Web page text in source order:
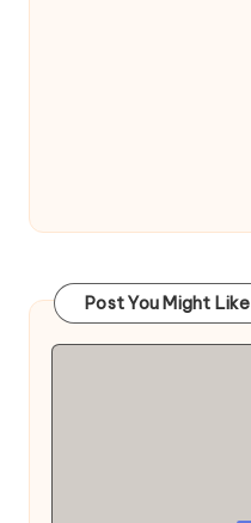
Post You Might Like